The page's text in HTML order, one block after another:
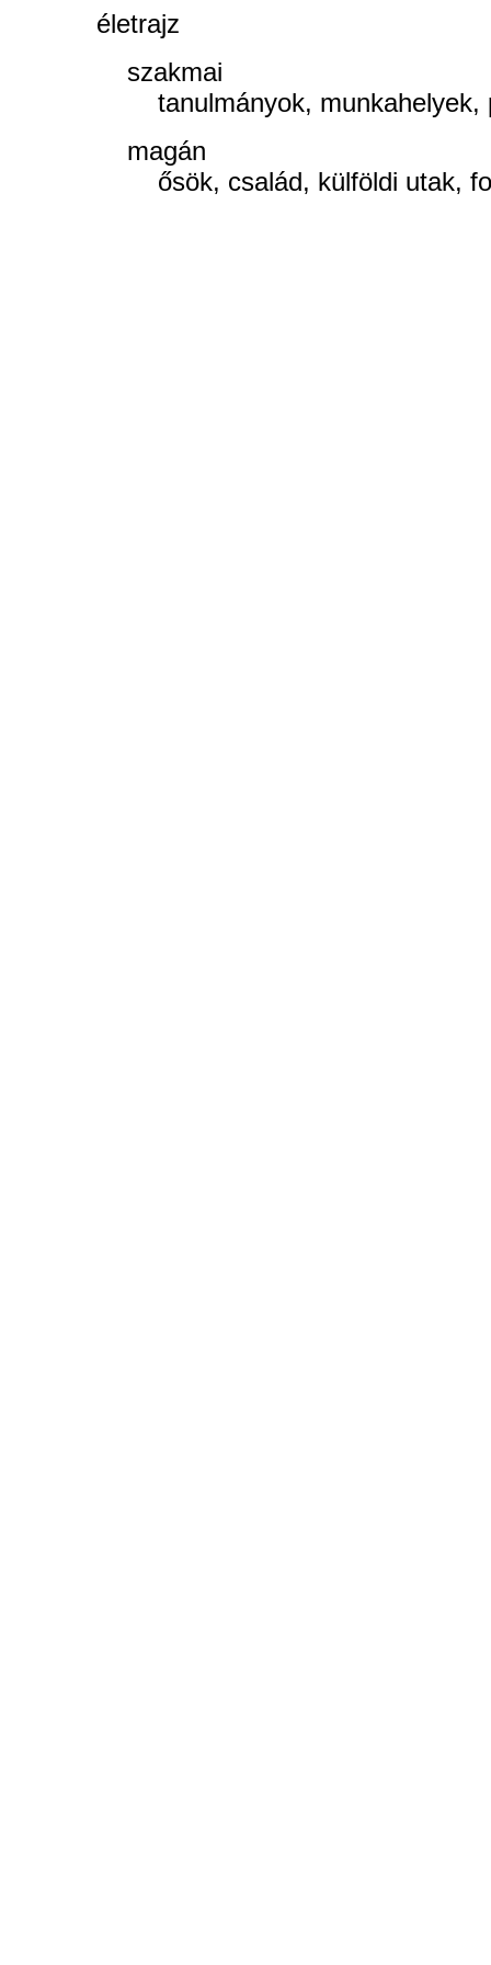
életrajz
szakmai
tanulmányok, munkahelyek,
magán
ősök, család, külföldi utak,